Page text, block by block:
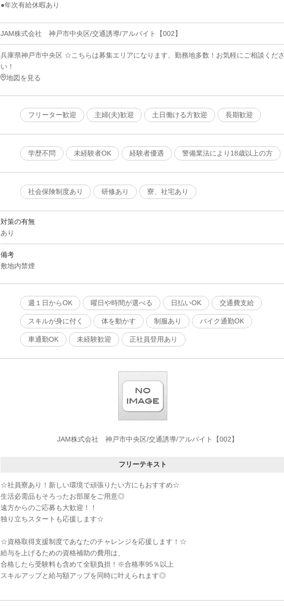
●年次有給休暇あり
JAM株式会社 神戸市中央区/交通誘導/アルバイト【002】
兵庫県神戸市中央区 ☆こちらは募集エリアになります。勤務地多数！お気軽にご相談くださ
い！
地図を見る
フリーター歓迎
主婦(夫)歓迎 土日働ける方歓迎 長期歓迎
学歴不問
未経験者OK 経験者優遇 警備業法により18歳以上の方
社会保険制度あり
研修あり 寮、社宅あり
対策の有無
あり
備考
敷地内禁煙
週１日からOK
曜日や時間が選べる 日払いOK 交通費支給
スキルが身に付く 体を動かす 制服あり バイク通勤OK
車通勤OK 未経験歓迎 正社員登用あり
JAM株式会社 神戸市中央区/交通誘導/アルバイト【002】
フリーテキスト
☆社員寮あり！新しい環境で頑張りたい方にもおすすめ☆
生活必需品もそろったお部屋をご用意◎
遠方からのご応募も大歓迎！！
独り立ちスタートも応援します☆
☆資格取得支援制度であなたのチャレンジを応援します！☆
給与を上げるための資格補助の費用は、
合格したら受験料も含めて全額負担！※合格率95％以上
スキルアップと給与額アップを同時に叶えられます◎